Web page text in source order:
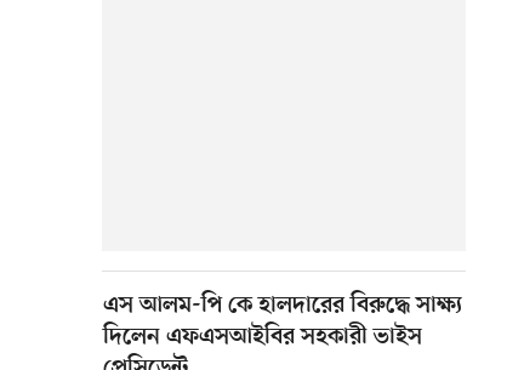
এস আলম-পি কে হালদারের বিরুদ্ধে সাক্ষ্য
দিলেন এফএসআইবির সহকারী ভাইস